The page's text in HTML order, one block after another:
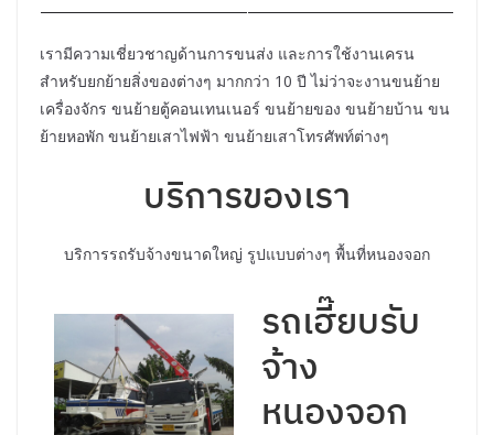
เรามีความเชี่ยวชาญด้านการขนส่ง และการใช้งานเครน
สำหรับยกย้ายสิ่งของต่างๆ มากกว่า 10 ปี ไม่ว่าจะงานขนย้าย
เครื่องจักร ขนย้ายตู้คอนเทนเนอร์ ขนย้ายของ ขนย้ายบ้าน ขน
ย้ายหอพัก ขนย้ายเสาไฟฟ้า ขนย้ายเสาโทรศัพท์ต่างๆ
บริการของเรา
บริการรถรับจ้างขนาดใหญ่ รูปแบบต่างๆ พื้นที่หนองจอก
รถเฮี๊ยบรับ
จ้าง
หนองจอก